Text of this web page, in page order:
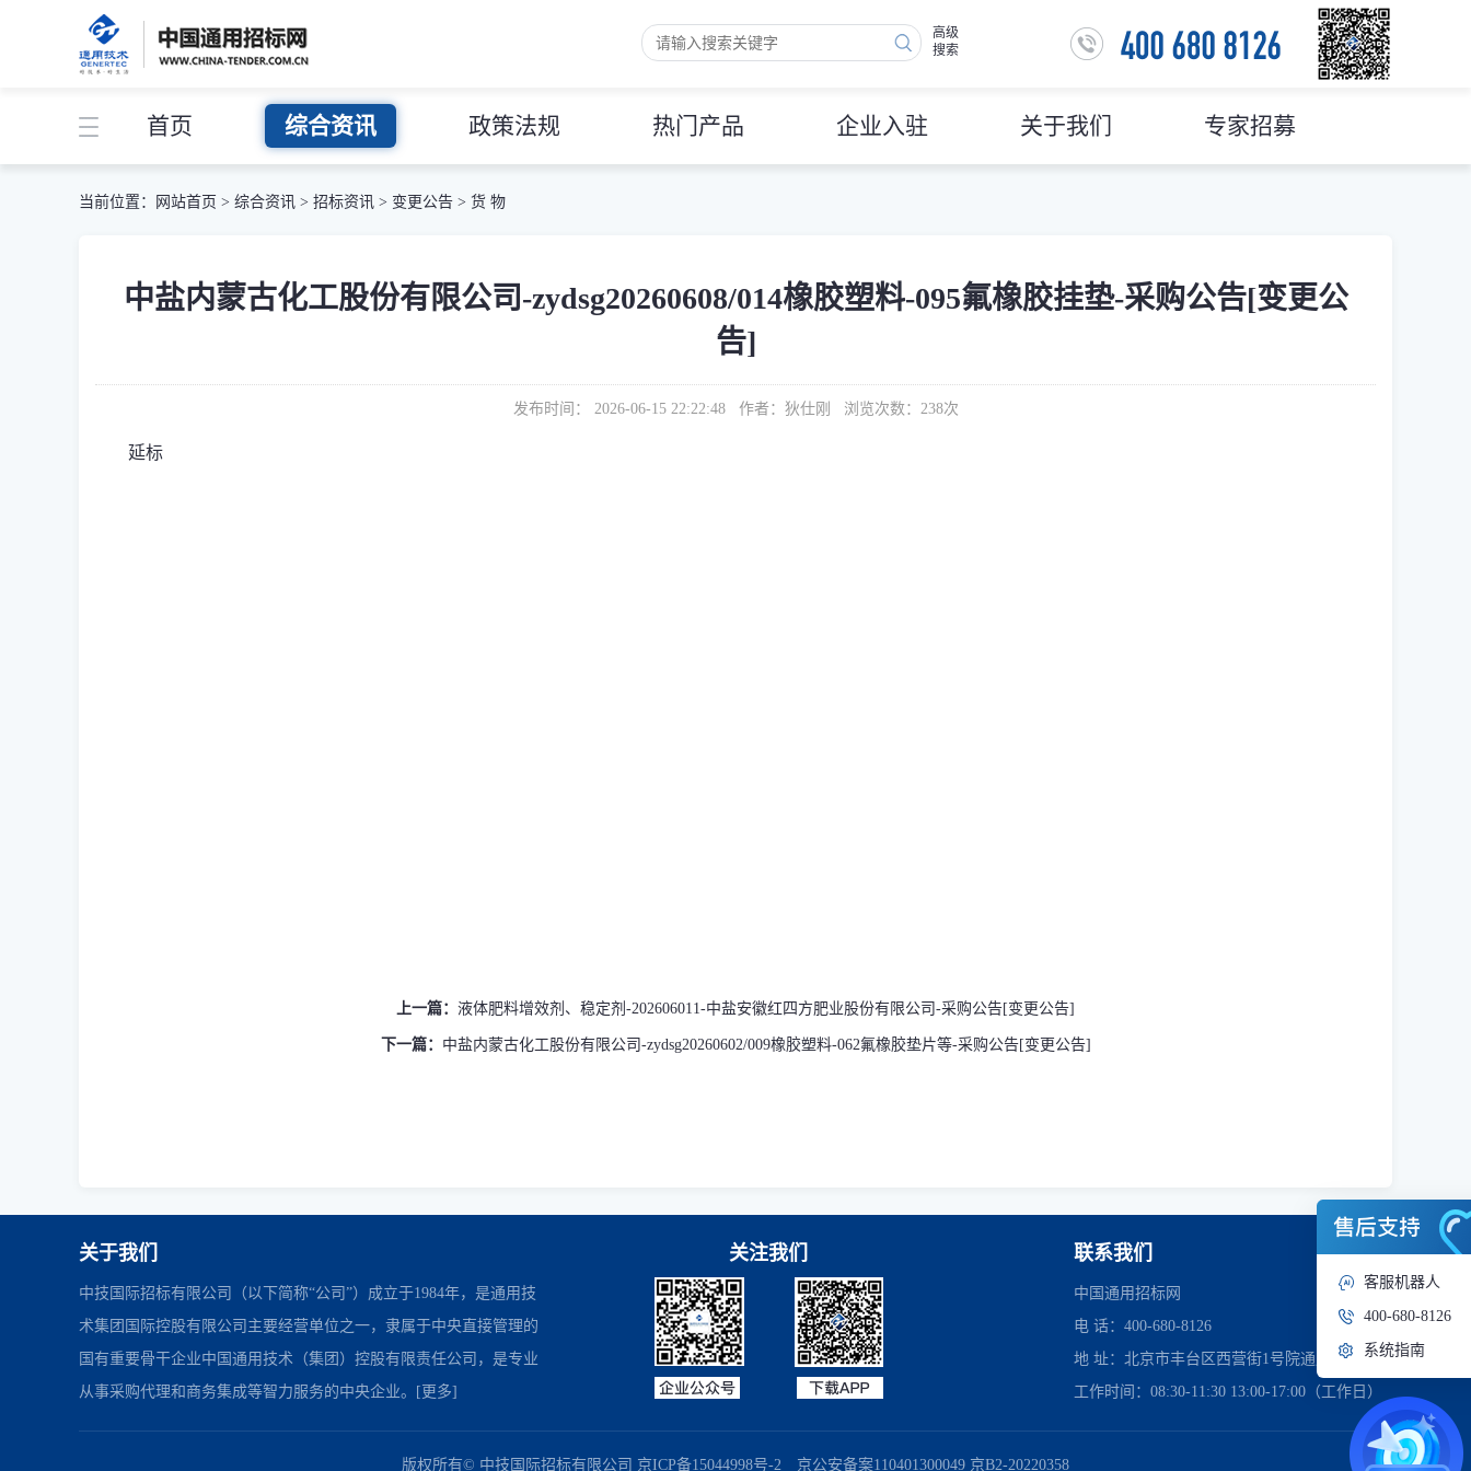
高级
搜索
首页 综合资讯 政策法规 热门产品 企业入驻 关于我们 专家招募
当前位置： 网站首页 > 综合资讯 > 招标资讯 > 变更公告 > 货 物
中盐内蒙古化工股份有限公司-zydsg20260608/014橡胶塑料-095氟橡胶挂垫-采购公告[变更公
告]
发布时间： 2026-06-15 22:22:48 作者：狄仕刚 浏览次数： 238次
延标
上一篇： 液体肥料增效剂、稳定剂-202606011-中盐安徽红四方肥业股份有限公司-采购公告[变更公告]
下一篇： 中盐内蒙古化工股份有限公司-zydsg20260602/009橡胶塑料-062氟橡胶垫片等-采购公告[变更公告]
关于我们
中技国际招标有限公司（以下简称“公司”）成立于1984年，是通用技
术集团国际控股有限公司主要经营单位之一，隶属于中央直接管理的
国有重要骨干企业中国通用技术（集团）控股有限责任公司，是专业
从事采购代理和商务集成等智力服务的中央企业。
[更多]
关注我们 联系我们
中国通用招标网
电 话：400-680-8126
地 址：北京市丰台区西营街1号院通用时代中心
工作时间：08:30-11:30 13:00-17:00（工作日）
版权所有© 中技国际招标有限公司 京ICP备15044998号-2 京公安备案110401300049 京B2-20220358
客服机器人
400-680-8126
系统指南